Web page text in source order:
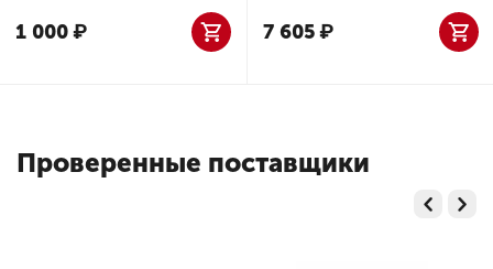
1 000₽ 7 605₽
Проверенные поставщики